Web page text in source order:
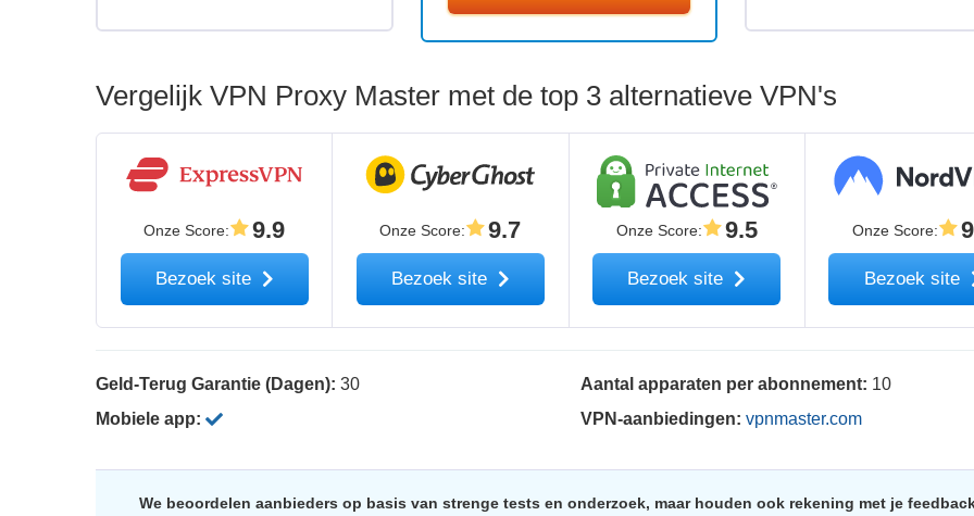
Vergelijk VPN Proxy Master met de top 3 alternatieve VPN's
Onze Score: 9.9
Bezoek site
Onze Score: 9.7
Bezoek site
Onze Score: 9.5
Bezoek site
Onze Score:
Bezoek site
Geld-Terug Garantie (Dagen): 30
Mobiele app:
Aantal apparaten per abonnement: 10
VPN-aanbiedingen: vpnmaster.com
We beoordelen aanbieders op basis van strenge tests en onderzoek, maar houden ook rekening met je